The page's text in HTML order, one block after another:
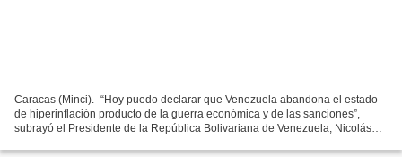
Caracas (Minci).- “Hoy puedo declarar que Venezuela abandona el estado
de hiperinflación producto de la guerra económica y de las sanciones”,
subrayó el Presidente de la República Bolivariana de Venezuela, Nicolás